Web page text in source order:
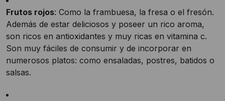
Frutos rojos: Como la frambuesa, la fresa o el fresón.
Además de estar deliciosos y poseer un rico aroma,
son ricos en antioxidantes y muy ricas en vitamina c.
Son muy fáciles de consumir y de incorporar en
numerosos platos: como ensaladas, postres, batidos o
salsas.